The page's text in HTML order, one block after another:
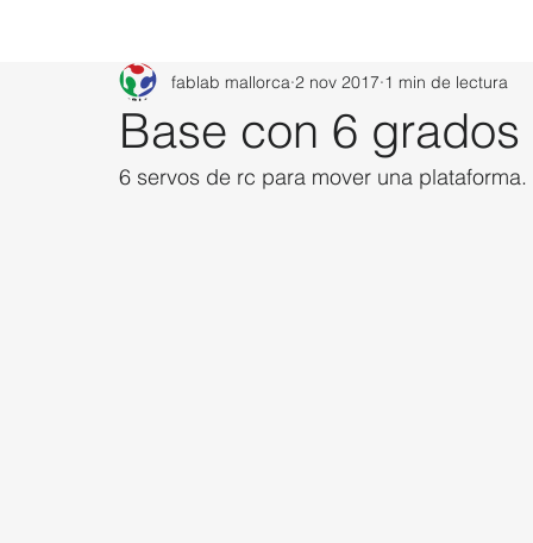
Base con 6
fablab mallorca 2 nov 2017 1 min de lectura
6 servos de rc para mover una plataforma.